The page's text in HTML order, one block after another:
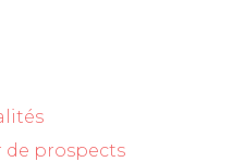
de prospects